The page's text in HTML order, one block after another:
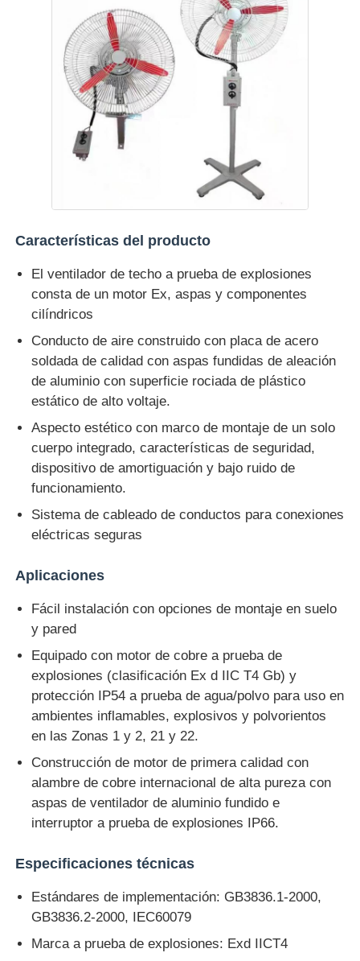
Características del producto
El ventilador de techo a prueba de explosiones
consta de un motor Ex, aspas y componentes
cilíndricos
Conducto de aire construido con placa de acero
soldada de calidad con aspas fundidas de aleación
de aluminio con superficie rociada de plástico
estático de alto voltaje.
Aspecto estético con marco de montaje de un solo
cuerpo integrado, características de seguridad,
dispositivo de amortiguación y bajo ruido de
funcionamiento.
Sistema de cableado de conductos para conexiones
eléctricas seguras
Aplicaciones
Fácil instalación con opciones de montaje en suelo
y pared
Equipado con motor de cobre a prueba de
explosiones (clasificación Ex d IIC T4 Gb) y
protección IP54 a prueba de agua/polvo para uso en
ambientes inflamables, explosivos y polvorientos
en las Zonas 1 y 2, 21 y 22.
Construcción de motor de primera calidad con
alambre de cobre internacional de alta pureza con
aspas de ventilador de aluminio fundido e
interruptor a prueba de explosiones IP66.
Especificaciones técnicas
Estándares de implementación: GB3836.1-2000,
GB3836.2-2000, IEC60079
Marca a prueba de explosiones: Exd IICT4